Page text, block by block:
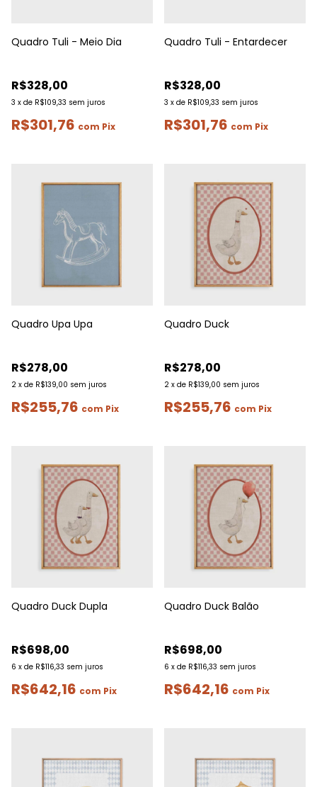
Quadro Tuli - Meio Dia
R$328,00
3 x de R$109,33 sem juros
R$301,76 com Pix
Quadro Tuli - Entardecer
R$328,00
3 x de R$109,33 sem juros
R$301,76 com Pix
Quadro Upa Upa
R$278,00
2 x de R$139,00 sem juros
R$255,76 com Pix
Quadro Duck
R$278,00
2 x de R$139,00 sem juros
R$255,76 com Pix
Quadro Duck Dupla
R$698,00
6 x de R$116,33 sem juros
R$642,16 com Pix
Quadro Duck Balão
R$698,00
6 x de R$116,33 sem juros
R$642,16 com Pix